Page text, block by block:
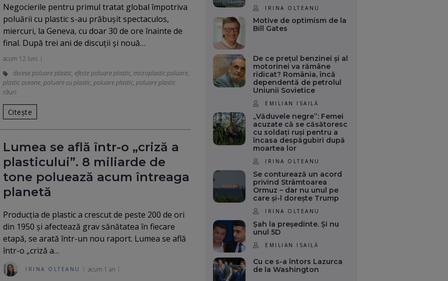
Negocierile pentru primul tratat global împotriva
poluării cu plastic s-au prăbușit spectaculos,
miercuri, la Geneva, cu doar 30 de ore înainte de
final. După trei ani de discuții și nouă…
acum 12 luni
decese poluare plastic, efecte poluare plastic, microplastic poluare,
plastic oceane, poluare cu plastic, poluare plastic, poluare plastic
râuri
Citește
Lumea se află într-o „criză a
plasticului”. 8 miliarde de
tone poluează acum întreaga
planetă
Producția de plastic a crescut de peste 200 de ori
din 1950 și afectează grav sănătatea în fiecare
etapă, se arată într-un nou raport. Lumea se află
într-o „criză a…
IRINA OLTEANU acum 1 an
IRINA OLTEANU
Motive de optimism de la
Bill Gates
De ce prețul benzinei și al
motorinei va rămâne
ridicat? România, încă
dependentă de petrolul
Uniunii Sovietice
EMILIAN ISAILĂ
„Văduvele negre”: Femei
acuzate că se căsătoresc
cu soldați ruși pentru a
încasa despăgubiri după
moartea lor
IRINA OLTEANU
Se conturează un acord
privind Strâmtoarea
Ormuz – dar nu unul pe
care și-l dorește Trump
IRINA OLTEANU
Șah la președinte. Și nu
unul 5D
EMILIAN ISAILĂ
Cu ce s-a întors Lazurca
de la Washington